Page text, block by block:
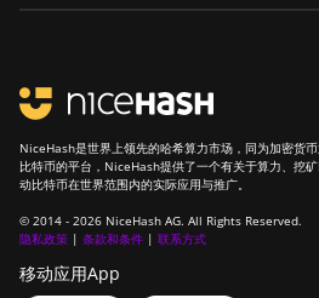
NiceHash是世界上领先的哈希算力市场，同为加密货
比特币的平台，NiceHash提供了一个有关于算力、挖
动比特币在世界范围内的实际应用与推广。
© 2014 - 2026 NiceHash AG. All Rights Reserved.
隐私政策 | 条款和条件 | 联系方式
移动应用App